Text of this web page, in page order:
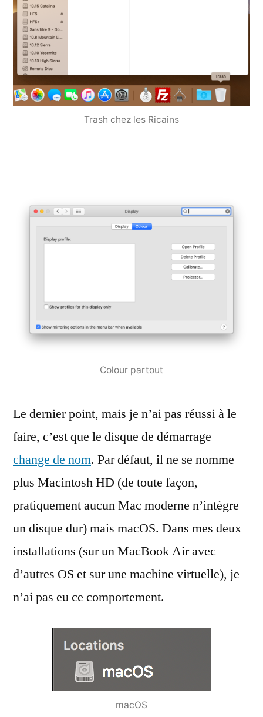
Trash chez les Ricains
Colour partout
Le dernier point, mais je n’ai pas réussi à le
faire, c’est que le disque de démarrage
change de nom. Par défaut, il ne se nomme
plus Macintosh HD (de toute façon,
pratiquement aucun Mac moderne n’intègre
un disque dur) mais macOS. Dans mes deux
installations (sur un MacBook Air avec
d’autres OS et sur une machine virtuelle), je
n’ai pas eu ce comportement.
macOS